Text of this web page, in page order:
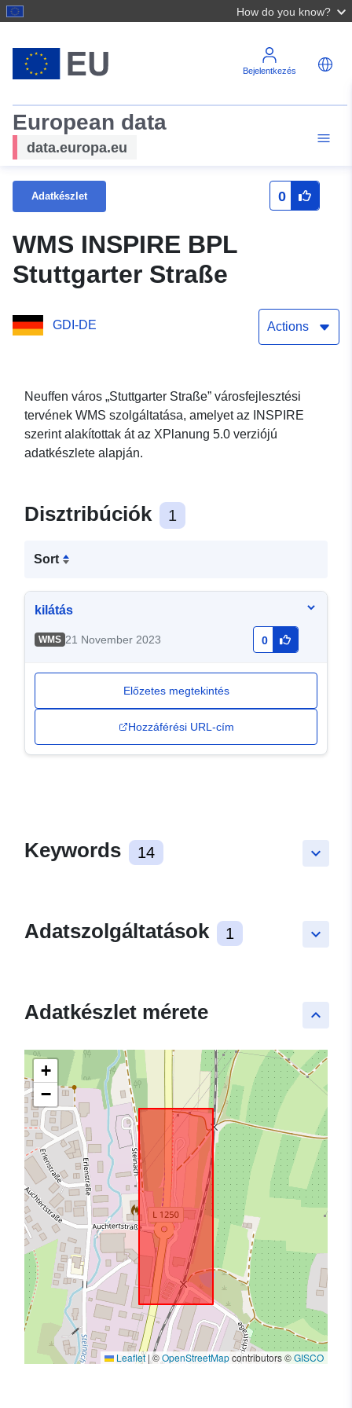
How do you know?
Bejelentkezés
European data
data.europa.eu
Adatkészlet 0
WMS INSPIRE BPL
Stuttgarter Straße
GDI-DE Actions
Neuffen város „Stuttgarter Straße” városfejlesztési
tervének WMS szolgáltatása, amelyet az INSPIRE
szerint alakítottak át az XPlanung 5.0 verziójú
adatkészlete alapján.
Disztribúciók 1
Sort
kilátás
WMS 21 November 2023 0
Előzetes megtekintés
Hozzáférési URL-cím
keyboard_arrow_down
Keywords 14
keyboard_arrow_down
Adatszolgáltatások 1
keyboard_arrow_up
Adatkészlet mérete
+
−
Leaflet |©OpenStreetMapcontributors ©GISCO